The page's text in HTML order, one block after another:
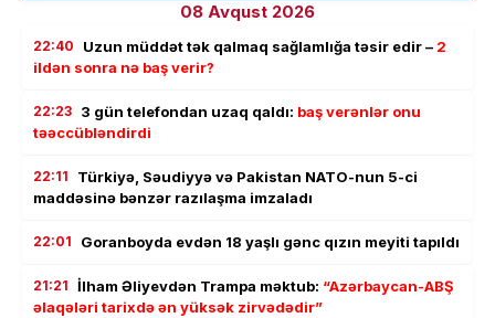
08 Avqust 2026
22:40 Uzun müddət tək qalmaq sağlamlığa təsir edir – 2
ildən sonra nə baş verir?
22:23 3 gün telefondan uzaq qaldı: baş verənlər onu
təəccübləndirdi
22:11
Türkiyə, Səudiyyə və Pakistan NATO-nun 5-ci
maddəsinə bənzər razılaşma imzaladı
22:01 Goranboyda evdən 18 yaşlı gənc qızın meyiti tapıldı
21:21 İlham Əliyevdən Trampa məktub: “Azərbaycan-ABŞ
əlaqələri tarixdə ən yüksək zirvədədir”